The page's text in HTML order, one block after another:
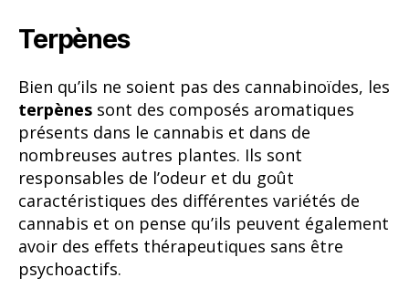
Terpènes
Bien qu’ils ne soient pas des cannabinoïdes, les
terpènes sont des composés aromatiques
présents dans le cannabis et dans de
nombreuses autres plantes. Ils sont
responsables de l’odeur et du goût
caractéristiques des différentes variétés de
cannabis et on pense qu’ils peuvent également
avoir des effets thérapeutiques sans être
psychoactifs.